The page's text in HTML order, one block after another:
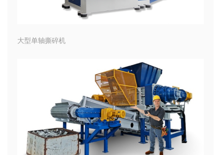
大型单轴撕碎机